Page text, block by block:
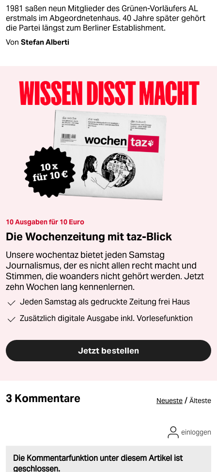
1981 saßen neun Mitglieder des Grünen-Vorläufers AL
erstmals im Abgeordnetenhaus. 40 Jahre später gehört
die Partei längst zum Berliner Establishment.
Von Stefan Alberti
10 Ausgaben für 10 Euro
Die Wochenzeitung mit taz-Blick
Unsere wochentaz bietet jeden Samstag
Journalismus, der es nicht allen recht macht und
Stimmen, die woanders nicht gehört werden. Jetzt
zehn Wochen lang kennenlernen.
Jeden Samstag als gedruckte Zeitung frei Haus
Zusätzlich digitale Ausgabe inkl. Vorlesefunktion
Jetzt bestellen
3 Kommentare Neueste / Älteste
Die Kommentarfunktion unter diesem Artikel ist
geschlossen.
einloggen